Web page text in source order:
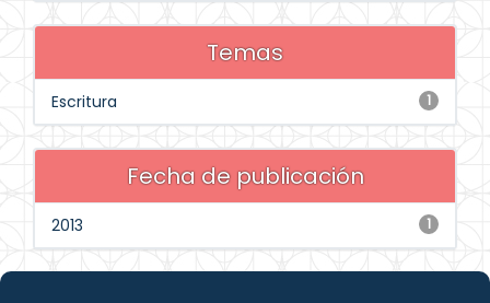
Temas
1
Escritura
Fecha de publicación
1
2013